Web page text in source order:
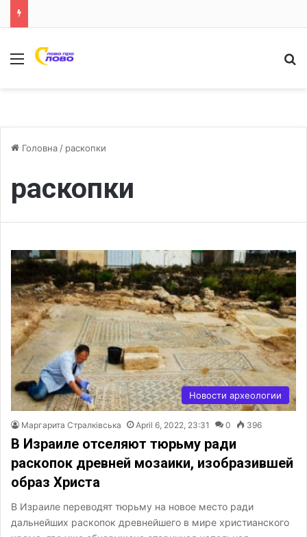
Меню
Головна / раскопки
раскопки
Новости археологии
Маргарита Стралківська April 6, 2022, 23:31 0 396
В Израиле отселяют тюрьму ради
раскопок древней мозаики, изобразившей
образ Христа
В Израиле переводят тюрьму на новое место ради
дальнейших раскопок древнейшего в мире христианского